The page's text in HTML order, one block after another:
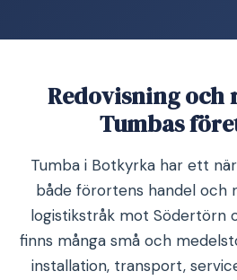
Redovisning och
Tumbas
Tumba i Botkyrka har ett
både förortens handel och
logistikstråk mot Södertörn
finns många små och
installation, transport,